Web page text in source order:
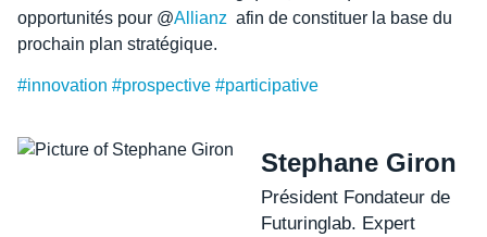
opportunités pour @Allianz afin de constituer la base du
prochain plan stratégique.
#innovation #prospective #participative
Stephane Giron
Président Fondateur de
Futuringlab. Expert